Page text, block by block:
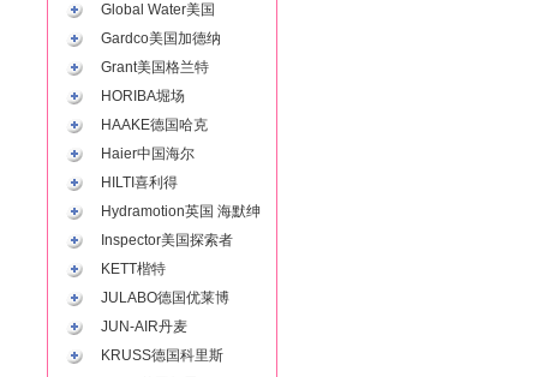
Global Water美国
Gardco美国加德纳
Grant美国格兰特
HORIBA堀场
HAAKE德国哈克
Haier中国海尔
HILTI喜利得
Hydramotion英国 海默绅
Inspector美国探索者
KETT楷特
JULABO德国优莱博
JUN-AIR丹麦
KRUSS德国科里斯